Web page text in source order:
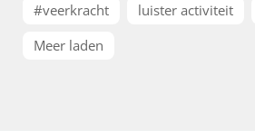
#veerkracht
luister activiteit
Meer laden